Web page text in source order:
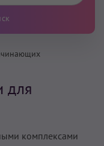
для
комплексами